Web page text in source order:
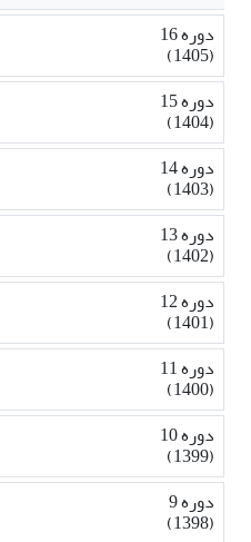
دوره 16
(1405)
دوره 15
(1404)
دوره 14
(1403)
دوره 13
(1402)
دوره 12
(1401)
دوره 11
(1400)
دوره 10
(1399)
دوره 9
(1398)